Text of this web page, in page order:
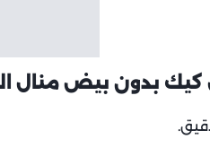
كيك بدون بيض منال